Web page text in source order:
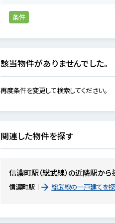
条件
該当物件がありませんでした。
再度条件を変更して検索してください。
関連した物件を探す
信濃町駅（総武線）の近隣駅から
信濃町駅 総武線の一戸建てを